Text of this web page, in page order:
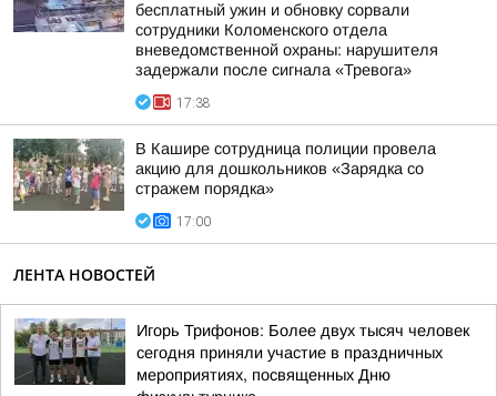
бесплатный ужин и обновку сорвали
сотрудники Коломенского отдела
вневедомственной охраны: нарушителя
задержали после сигнала «Тревога»
17:38
В Кашире сотрудница полиции провела
акцию для дошкольников «Зарядка со
стражем порядка»
17:00
ЛЕНТА НОВОСТЕЙ
Игорь Трифонов: Более двух тысяч человек
сегодня приняли участие в праздничных
мероприятиях, посвященных Дню